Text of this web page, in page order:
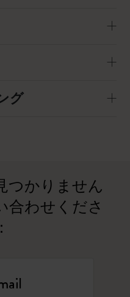
グ
つかりません
合わせくださ